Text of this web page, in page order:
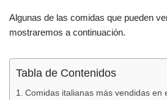
Algunas de las comidas que pueden
mostraremos a continuación.
Tabla de Contenidos
Comidas italianas más vendidas en